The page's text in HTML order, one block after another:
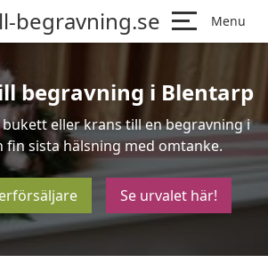
begravning.se Menu
begravning i Blentarp
bukett eller krans till en begravning i
fin sista hälsning med omtanke.
Se urvalet här!